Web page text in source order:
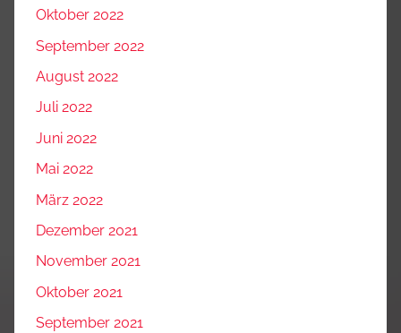
Oktober 2022
September 2022
August 2022
Juli 2022
Juni 2022
Mai 2022
März 2022
Dezember 2021
November 2021
Oktober 2021
September 2021